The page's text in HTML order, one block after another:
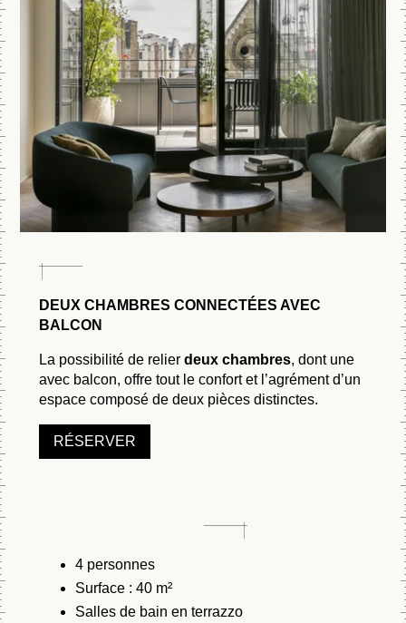
DEUX CHAMBRES CONNECTÉES AVEC
BALCON
La possibilité de relierdeux chambres, dont une
avec balcon, offre tout le confort et l’agrément d’un
espace composé de deux pièces distinctes.
RÉSERVER
4 personnes
Surface : 40 m²
Salles de bain en terrazzo